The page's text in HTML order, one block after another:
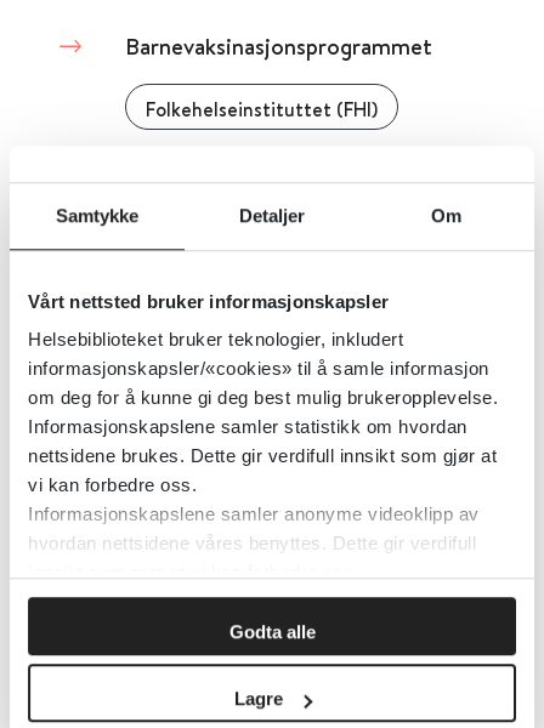
Samtykke Detaljer Om
Vårt nettsted bruker informasjonskapsler
Helsebiblioteket bruker teknologier, inkludert
informasjonskapsler/«cookies» til å samle informasjon
om deg for å kunne gi deg best mulig brukeropplevelse.
Informasjonskapslene samler statistikk om hvordan
nettsidene brukes. Dette gir verdifull innsikt som gjør at
vi kan forbedre oss.
Informasjonskapslene samler anonyme videoklipp av
hvordan nettsidene våres benyttes. Dette gir verdifull
Godta alle
Lagre
Barnevaksinasjonsprogrammet
Folkehelseinstituttet (FHI)
Norge. Rapport for 2023
Folkehelseinstituttet (FHI)
Detaljer
Barnevaksinasjonsprogrammet i
Norge - håndbok for
helsepersonell
Folkehelseinstituttet (FHI)
Detaljer